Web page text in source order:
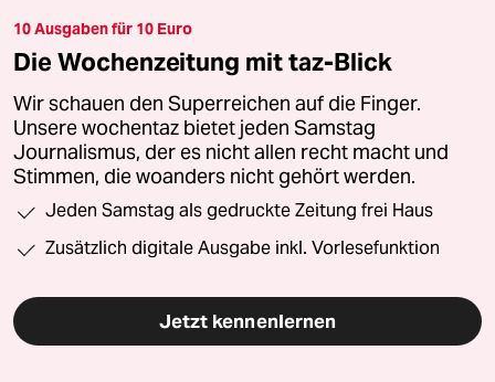
10 Ausgaben für 10 Euro
Die Wochenzeitung mit taz-Blick
Wir schauen den Superreichen auf die Finger.
Unsere wochentaz bietet jeden Samstag
Journalismus, der es nicht allen recht macht und
Stimmen, die woanders nicht gehört werden.
Jeden Samstag als gedruckte Zeitung frei Haus
Zusätzlich digitale Ausgabe inkl. Vorlesefunktion
Jetzt kennenlernen